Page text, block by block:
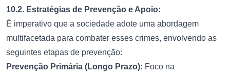
10.2. Estratégias de Prevenção e Apoio:
É imperativo que a sociedade adote uma abordagem
multifacetada para combater esses crimes, envolvendo as
seguintes etapas de prevenção:
Prevenção Primária (Longo Prazo): Foco na